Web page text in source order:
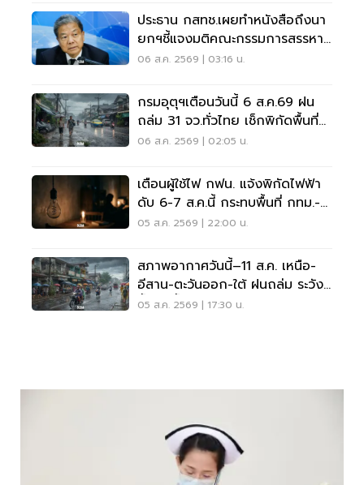
ประธาน กสทช.เผยทำหนังสือถึงนา
ยกฯชี้แจงมติคณะกรรมการสรรหา
กรรมการ กสทช.
06 ส.ค. 2569 | 03:16 น.
กรมอุตุฯเตือนวันนี้ 6 ส.ค.69 ฝน
ถล่ม 31 จว.ทั่วไทย เช็กพิกัดพื้นที่
เสี่ยงด่วน
06 ส.ค. 2569 | 02:05 น.
เตือนผู้ใช้ไฟ กฟน. แจ้งพิกัดไฟฟ้า
ดับ 6-7 ส.ค.นี้ กระทบพื้นที่ กทม.-
นนทบุรี-สมุทรปราการ
05 ส.ค. 2569 | 22:00 น.
สภาพอากาศวันนี้–11 ส.ค. เหนือ-
อีสาน-ตะวันออก-ใต้ ฝนถล่ม ระวัง
น้ำป่า น้ำท่วมขัง
05 ส.ค. 2569 | 17:30 น.